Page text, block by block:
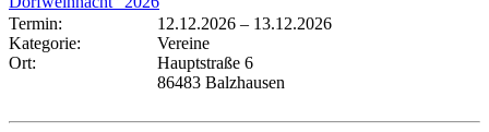
Termin:
12.12.2026 – 13.12.2026
Kategorie:
Vereine
Ort:
Hauptstraße 6
86483 Balzhausen